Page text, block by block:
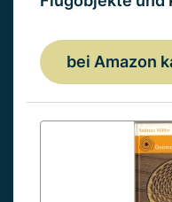
bei Amazon